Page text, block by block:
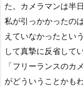
た。カメラマンは半
私が引っかかったの
えていなかったとい
して真摯に反省して
「フリーランスのカ
がどういうことかも